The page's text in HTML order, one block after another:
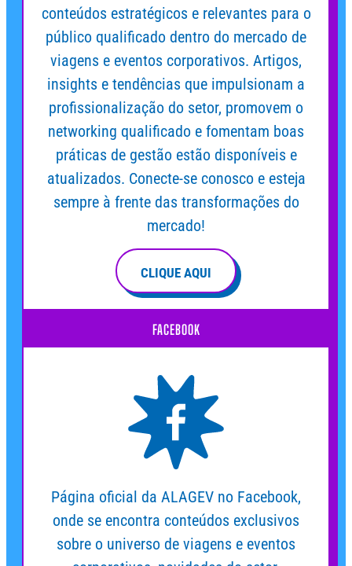
conteúdos estratégicos e relevantes para o
público qualificado dentro do mercado de
viagens e eventos corporativos. Artigos,
insights e tendências que impulsionam a
profissionalização do setor, promovem o
networking qualificado e fomentam boas
práticas de gestão estão disponíveis e
atualizados. Conecte-se conosco e esteja
sempre à frente das transformações do
mercado!
CLIQUE AQUI
FACEBOOK
Página oficial da ALAGEV no Facebook,
onde se encontra conteúdos exclusivos
sobre o universo de viagens e eventos